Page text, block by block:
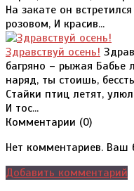
На закате он
розовом, И красив...
Здравствуй осень!
багряно – рыжая Бабье
наряд, ты стоишь,
Стайки птиц летят,
И тос...
Комментарии (0)
Нет комментариев. Ваш
Добавить комментарий